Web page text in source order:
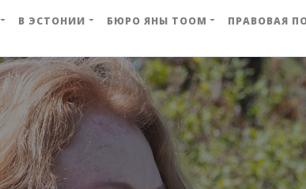
В ЭСТОНИИ БЮРО ЯНЫ ТООМ ПРАВОВАЯ